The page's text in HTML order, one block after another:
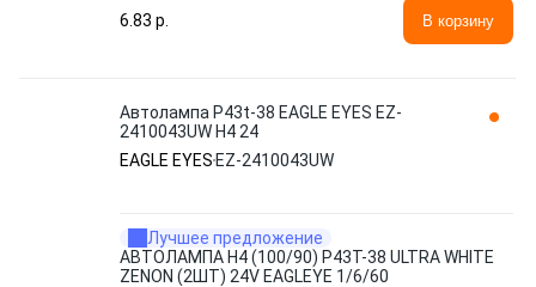
6.83 p. В корзину
Автолампа P43t-38 EAGLE EYES EZ-
2410043UW H4 24
EAGLE EYES EZ-2410043UW
Лучшее предложение
АВТОЛАМПА H4 (100/90) P43T-38 ULTRA WHITE
ZENON (2ШТ) 24V EAGLEYE 1/6/60